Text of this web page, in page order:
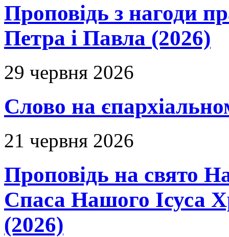
Проповідь з нагоди
Петра і Павла (2026)
29 червня 2026
Слово на
21 червня 2026
Проповідь на свято
Спаса Нашого Ісуса
(2026)